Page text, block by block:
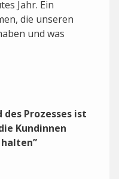
Jahr. Ein
die unseren
und was